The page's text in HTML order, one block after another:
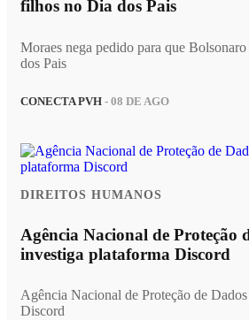
filhos no Dia dos Pais
Moraes nega pedido para que
dos Pais
CONECTA PVH - 08 DE AGO
DIREITOS HUMANOS
Agência Nacional de Proteção
investiga plataforma Discord
Agência Nacional de Proteção de
Discord